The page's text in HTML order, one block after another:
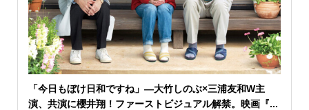
「今日もぼけ日和ですね」―大竹しのぶ×三浦友和W主
演、共演に櫻井翔！ファーストビジュアル解禁。映画『...